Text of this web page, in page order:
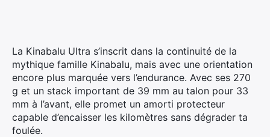
La Kinabalu Ultra s’inscrit dans la continuité de la
mythique famille Kinabalu, mais avec une orientation
encore plus marquée vers l’endurance. Avec ses 270
g et un stack important de 39 mm au talon pour 33
mm à l’avant, elle promet un amorti protecteur
capable d’encaisser les kilomètres sans dégrader ta
foulée.